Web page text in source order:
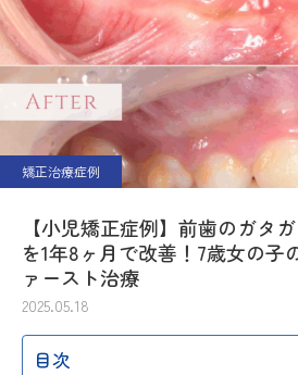
矯正治療症例
【小児矯正症例】前歯のガタ
を1年8ヶ月で改善！7歳女の子
ァースト治療
2025.05.18
目次